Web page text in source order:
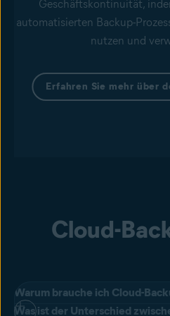
Geschäftskontinuität,
automatisierten Backup-
nutzen und
Erfahren Sie mehr über
Cloud-
Warum brauche ich Cloud-
Was ist der Unterschied